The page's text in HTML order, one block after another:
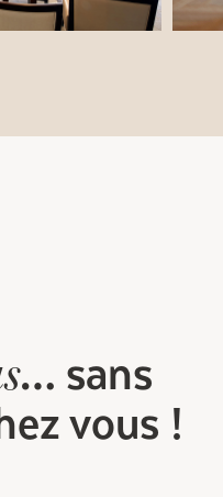
… sans
vous !